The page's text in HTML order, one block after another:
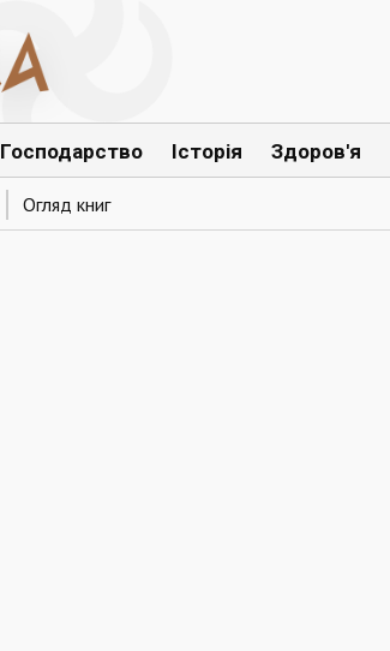
Господарство Історія Здоров'я
Огляд книг